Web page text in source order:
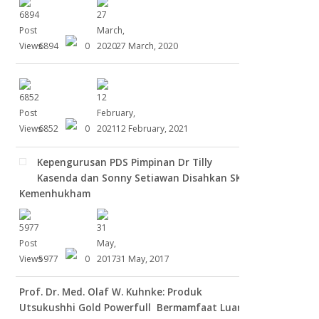
6894 0 27 March, 2020
6852 0 12 February, 2021
Kepengurusan PDS Pimpinan Dr Tilly
Kasenda dan Sonny Setiawan Disahkan SK
Kemenhukham
5977 0 31 May, 2017
Prof. Dr. Med. Olaf W. Kuhnke: Produk
Utsukushhi Gold Powerfull Bermamfaat Luar